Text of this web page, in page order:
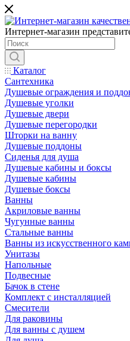
Интернет-магазин
Каталог
Сантехника
Душевые ограждения и
Душевые уголки
Душевые двери
Душевые перегородки
Шторки на ванну
Душевые поддоны
Сиденья для душа
Душевые кабины и боксы
Душевые кабины
Душевые боксы
Ванны
Акриловые ванны
Чугунные ванны
Стальные ванны
Ванны из искусственного
Унитазы
Напольные
Подвесные
Бачок в стене
Комплект с инсталляцией
Смесители
Для раковины
Для ванны с душем